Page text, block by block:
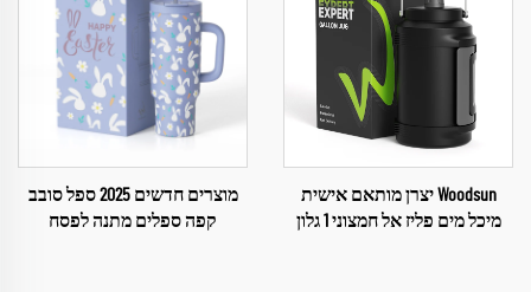
Woodsun יצרן מותאם אישית
מיכל מים פליז אל חמצוני 1 גלון
מוצרים חדשים 2025 ספל סובב
קפה ספלים מתנה לפסח